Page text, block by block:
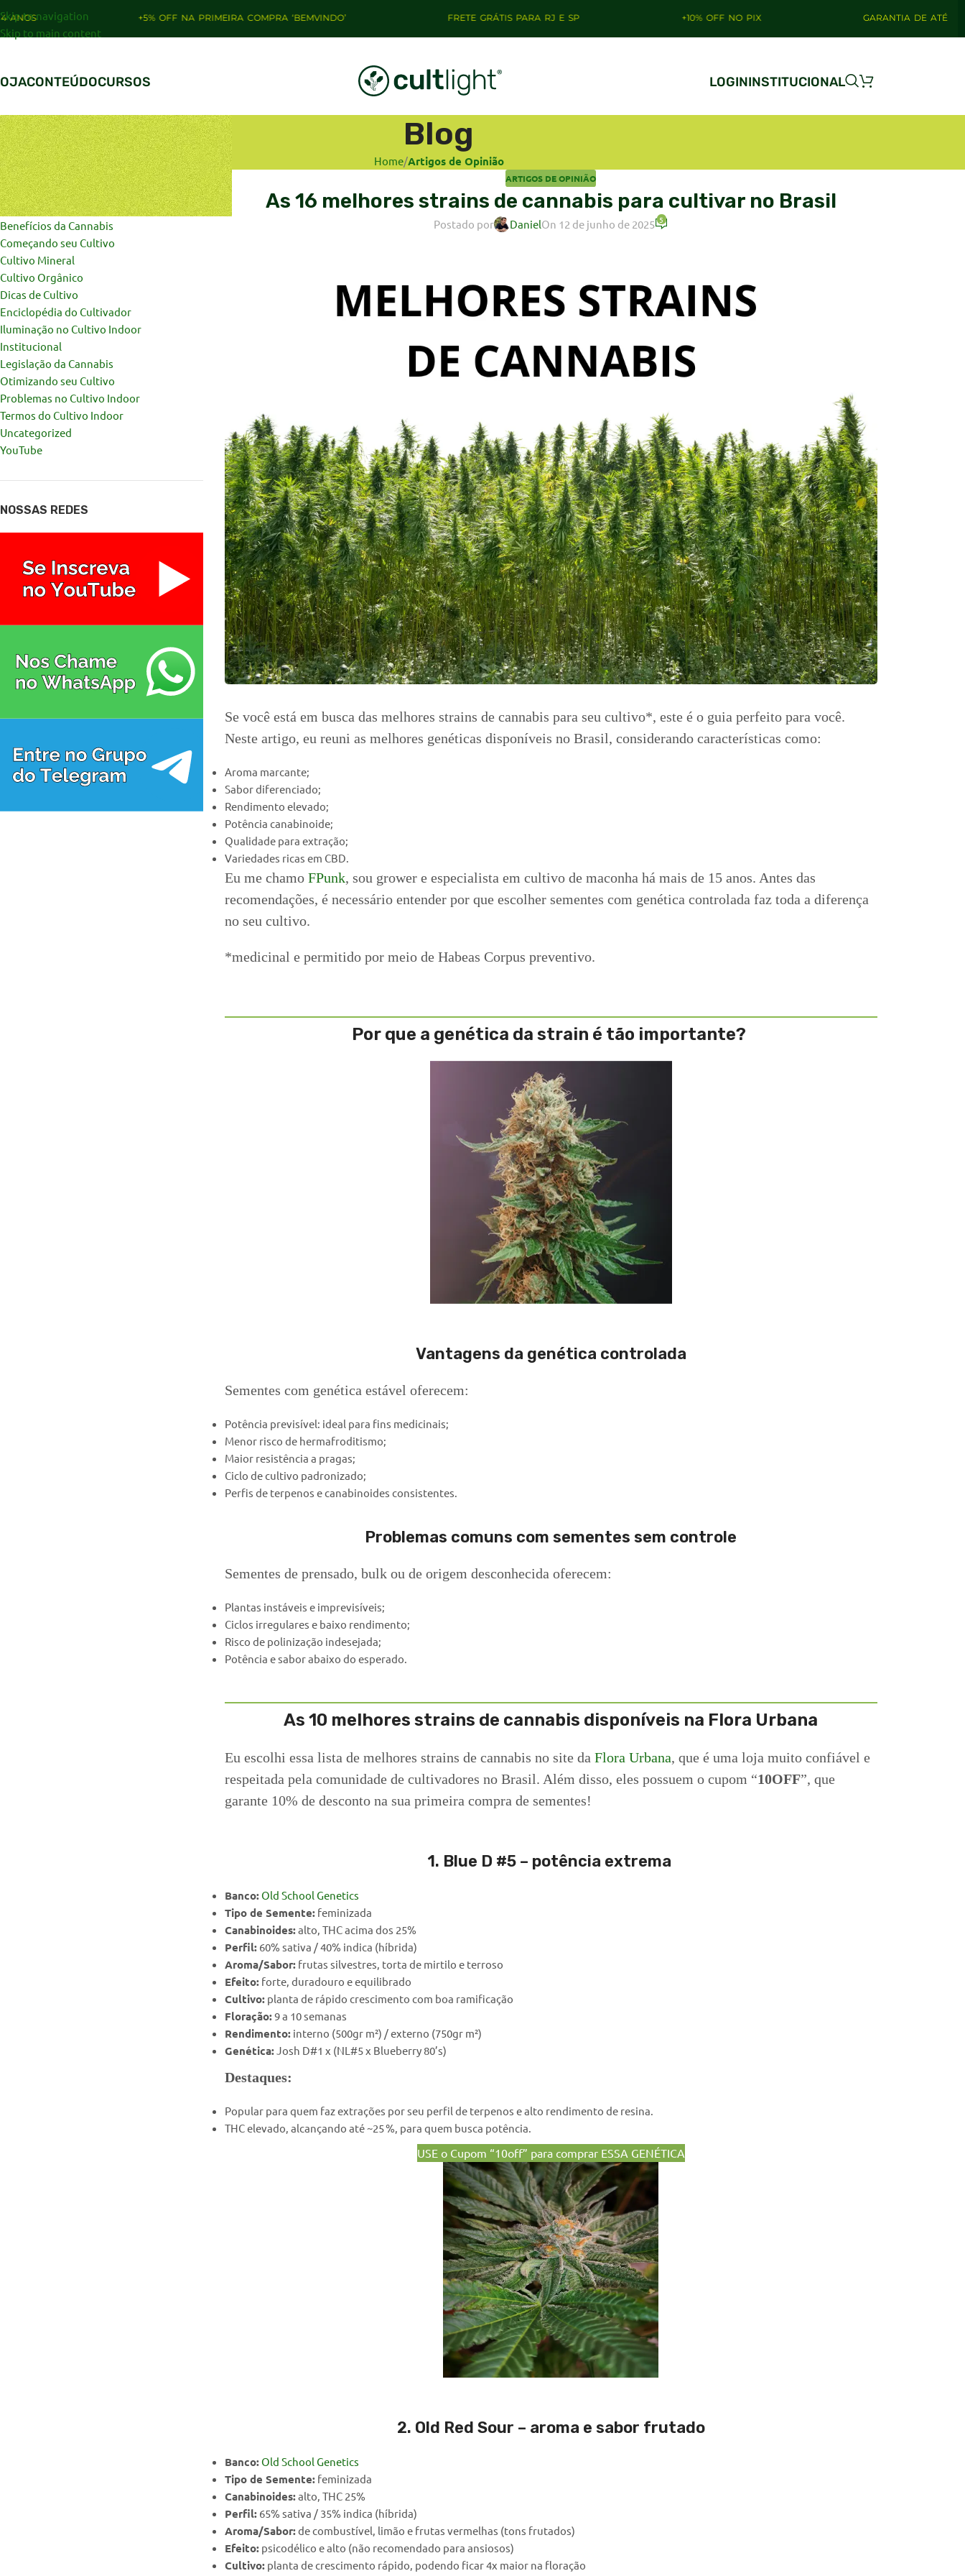
Skip to navigation
Skip to main content
+5% OFF NA PRIMEIRA COMPRA ‘BEMVINDO’ FRETE GRÁTIS PARA RJ E SP +10% OFF NO PIX GARANTIA DE ATÉ 4 ANOS
CONTEÚDOCURSOS LOGININSTITUCIONAL
Blog
Home/Artigos de Opinião
CATEGORIAS
Artigos de Opinião
Benefícios da Cannabis
Começando seu Cultivo
Cultivo Mineral
Cultivo Orgânico
Dicas de Cultivo
Enciclopédia do Cultivador
Iluminação no Cultivo Indoor
Institucional
Legislação da Cannabis
Otimizando seu Cultivo
Problemas no Cultivo Indoor
Termos do Cultivo Indoor
Uncategorized
YouTube
NOSSAS REDES
ARTIGOS DE OPINIÃO
As 16 melhores strains de cannabis para cultivar no Brasil
Postado por DanielOn 12 de junho de 2025 5
Se você está em busca das melhores strains de cannabis para seu cultivo*, este é o guia perfeito para você.
Neste artigo, eu reuni as melhores genéticas disponíveis no Brasil, considerando características como:
Aroma marcante;
Sabor diferenciado;
Rendimento elevado;
Potência canabinoide;
Qualidade para extração;
Variedades ricas em CBD.
Eu me chamoFPunk, sou grower e especialista em cultivo de maconha há mais de 15 anos. Antes das
recomendações, é necessário entender por que escolher sementes com genética controlada faz toda a diferença
no seu cultivo.
*medicinal e permitido por meio de Habeas Corpus preventivo.
Por que a genética da strain é tão importante?
Vantagens da genética controlada
Sementes com genética estável oferecem:
Potência previsível: ideal para fins medicinais;
Menor risco de hermafroditismo;
Maior resistência a pragas;
Ciclo de cultivo padronizado;
Perfis de terpenos e canabinoides consistentes.
Problemas comuns com sementes sem controle
Sementes de prensado, bulk ou de origem desconhecida oferecem:
Plantas instáveis e imprevisíveis;
Ciclos irregulares e baixo rendimento;
Risco de polinização indesejada;
Potência e sabor abaixo do esperado.
As 10 melhores strains de cannabis disponíveis na Flora Urbana
Eu escolhi essa lista de melhores strains de cannabis no site da Flora Urbana, que é uma loja muito confiável e
respeitada pela comunidade de cultivadores no Brasil. Além disso, eles possuem o cupom “10OFF”, que
garante 10% de desconto na sua primeira compra de sementes!
1. Blue D #5 – potência extrema
Banco:Old School Genetics
Tipo de Semente:feminizada
Canabinoides:alto, THC acima dos 25%
Perfil:60% sativa / 40% indica (híbrida)
Aroma/Sabor:frutas silvestres, torta de mirtilo e terroso
Efeito:forte, duradouro e equilibrado
Cultivo:planta de rápido crescimento com boa ramificação
Floração:9 a 10 semanas
Rendimento:interno (500gr m²) / externo (750gr m²)
Genética:Josh D#1 x (NL#5 x Blueberry 80’s)
Destaques:
Popular para quem faz extrações por seu perfil de terpenos e alto rendimento de resina.
THC elevado, alcançando até ~25 %, para quem busca potência.
USE o Cupom “10off” para comprar ESSA GENÉTICA
2. Old Red Sour – aroma e sabor frutado
Banco:Old School Genetics
Tipo de Semente:feminizada
Canabinoides:alto, THC 25%
Perfil:65% sativa / 35% indica (híbrida)
Aroma/Sabor:de combustível, limão e frutas vermelhas (tons frutados)
Efeito:psicodélico e alto (não recomendado para ansiosos)
Cultivo:planta de crescimento rápido, podendo ficar 4x maior na floração